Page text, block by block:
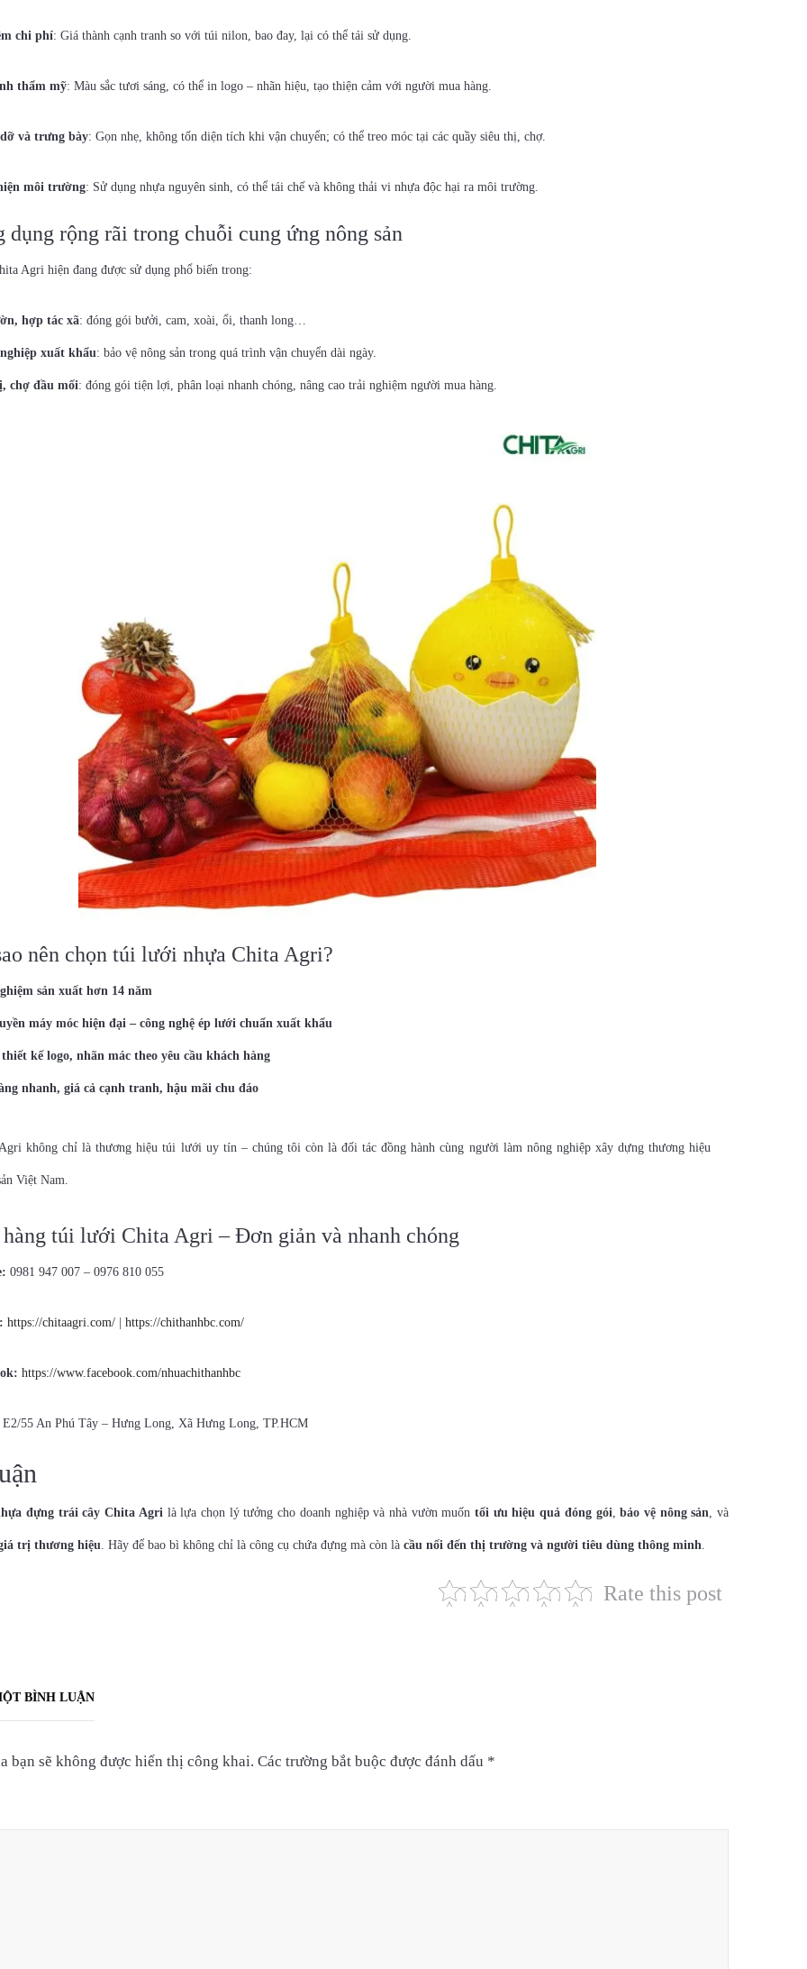
chi phí: Giá thành cạnh tranh so với túi nilon, bao đay, lại có thể tái sử dụng.
thẩm mỹ: Màu sắc tươi sáng, có thể in logo – nhãn hiệu, tạo thiện cảm với người mua hàng.
và trưng bày: Gọn nhẹ, không tốn diện tích khi vận chuyển; có thể treo móc tại các quầy siêu thị, chợ.
môi trường: Sử dụng nhựa nguyên sinh, có thể tái chế và không thải vi nhựa độc hại ra môi trường.
dụng rộng rãi trong chuỗi cung ứng nông sản
Agri hiện đang được sử dụng phổ biến trong:
hợp tác xã: đóng gói bưởi, cam, xoài, ổi, thanh long…
xuất khẩu: bảo vệ nông sản trong quá trình vận chuyển dài ngày.
chợ đầu mối: đóng gói tiện lợi, phân loại nhanh chóng, nâng cao trải nghiệm người mua hàng.
nên chọn túi lưới nhựa Chita Agri?
sản xuất hơn 14 năm
máy móc hiện đại – công nghệ ép lưới chuẩn xuất khẩu
kế logo, nhãn mác theo yêu cầu khách hàng
nhanh, giá cả cạnh tranh, hậu mãi chu đáo
không chỉ là thương hiệu túi lưới uy tín – chúng tôi còn là đối tác đồng hành cùng người làm nông nghiệp xây dựng thương hiệu
Việt Nam.
túi lưới Chita Agri – Đơn giản và nhanh chóng
0981 947 007 – 0976 810 055
https://chitaagri.com/ https://chithanhbc.com/
https://www.facebook.com/nhuachithanhbc
55 An Phú Tây – Hưng Long, Xã Hưng Long, TP.HCM
đựng trái cây Chita Agri là lựa chọn lý tưởng cho doanh nghiệp và nhà vườn muốntối ưu hiệu quả đóng gói ,bảo vệ nông sản , và
trị thương hiệu . Hãy để bao bì không chỉ là công cụ chứa đựng mà còn là cầu nối đến thị trường và người tiêu dùng thông minh
Rate this post
BÌNH LUẬN
bạn sẽ không được hiển thị công khai. Các trường bắt buộc được đánh dấu *